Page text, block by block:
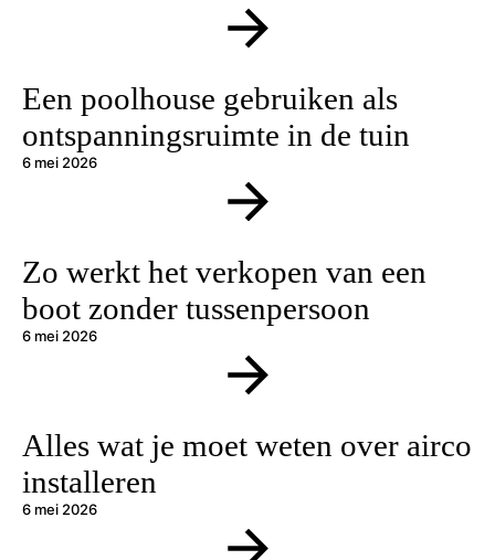
Een poolhouse gebruiken als
ontspanningsruimte in de tuin
6 mei 2026
Zo werkt het verkopen van een
boot zonder tussenpersoon
6 mei 2026
Alles wat je moet weten over airco
installeren
6 mei 2026